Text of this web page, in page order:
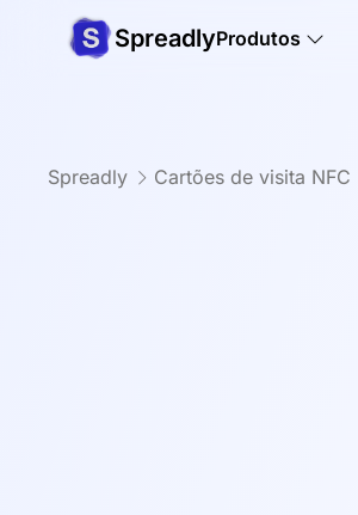
SpreadlyProdutos
Spreadly Cartões de visita NFC